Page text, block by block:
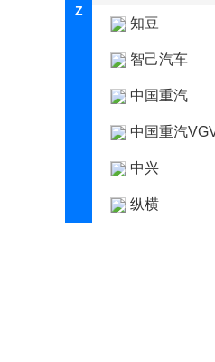
Z
知豆
智己汽车
中国重汽
中国重汽
中兴
纵横